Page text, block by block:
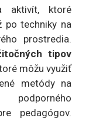
aktivít, ktoré
po techniky na
prostredia.
tipov
môžu využiť
metódy na
podporného
pedagógov.